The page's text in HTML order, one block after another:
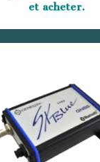
et acheter.